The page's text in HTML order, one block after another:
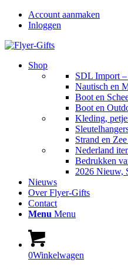
Account aanmaken
Inloggen
Shop
SDL Import –
Nautisch en
Boot en
Boot en
Kleding,
Strand en
Nederland
Bedrukken
2026 Nieuw,
Nieuws
Over Flyer-Gifts
Contact
Menu Menu
0Winkelwagen